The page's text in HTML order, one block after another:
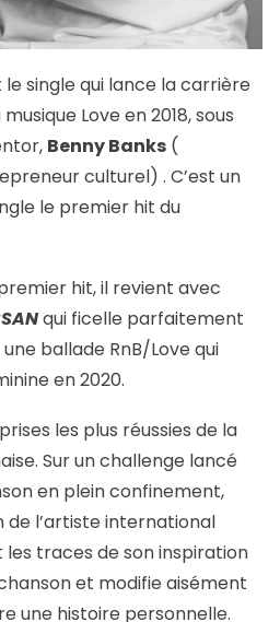
le single qui lance la carrière
Love en 2018, sous
Benny Banks (
culturel) . C’est un
le premier hit du
hit, il revient avec
qui ficelle parfaitement
ballade RnB/Love qui
en 2020.
les plus réussies de la
Sur un challenge lancé
en plein confinement,
l’artiste international
les traces de son inspiration
et modifie aisément
une histoire personnelle.